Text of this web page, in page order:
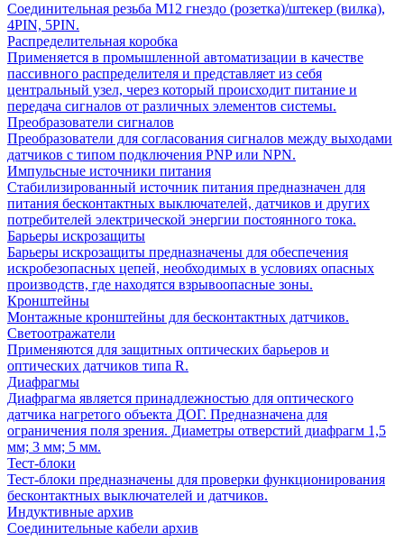
Соединительная резьба М12 гнездо (розетка)/штекер (вилка),
4PIN, 5PIN.
Распределительная коробка
Применяется в промышленной автоматизации в качестве
пассивного распределителя и представляет из себя
центральный узел, через который происходит питание и
передача сигналов от различных элементов системы.
Преобразователи сигналов
Преобразователи для согласования сигналов между выходами
датчиков с типом подключения PNP или NPN.
Импульсные источники питания
Стабилизированный источник питания предназначен для
питания бесконтактных выключателей, датчиков и других
потребителей электрической энергии постоянного тока.
Барьеры искрозащиты
Барьеры искрозащиты предназначены для обеспечения
искробезопасных цепей, необходимых в условиях опасных
производств, где находятся взрывоопасные зоны.
Кронштейны
Монтажные кронштейны для бесконтактных датчиков.
Светоотражатели
Применяются для защитных оптических барьеров и
оптических датчиков типа R.
Диафрагмы
Диафрагма является принадлежностью для оптического
датчика нагретого объекта ДОГ. Предназначена для
ограничения поля зрения. Диаметры отверстий диафрагм 1,5
мм; 3 мм; 5 мм.
Тест-блоки
Тест-блоки предназначены для проверки функционирования
бесконтактных выключателей и датчиков.
Индуктивные архив
Соединительные кабели архив